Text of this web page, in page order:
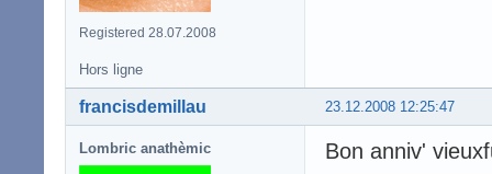
Registered 28.07.2008
Hors ligne
23.12.2008 12:25:47
francisdemillau
Lombric anathèmic Bon anniv'